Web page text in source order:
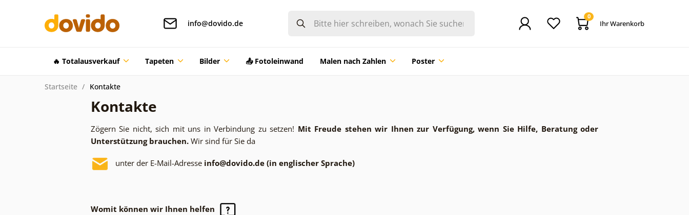
info@dovido.de
0
Ihr Warenkorb
🔥 Totalausverkauf Tapeten Bilder 📤 Fotoleinwand Malen nach Zahlen Poster
Startseite Kontakte
Kontakte
Zögern Sie nicht, sich mit uns in Verbindung zu setzen! Mit Freude stehen wir Ihnen zur Verfügung, wenn Sie Hilfe, Beratung oder
Unterstützung brauchen. Wir sind für Sie da
unter der E-Mail-Adresse info@dovido.de (in englischer Sprache)
Womit können wir Ihnen helfen